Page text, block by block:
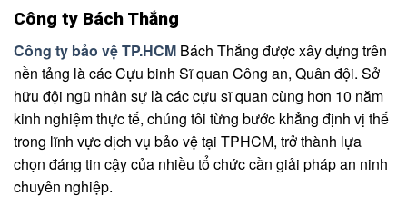
Công ty Bách Thắng
Công ty bảo vệ TP.HCM Bách Thắng được xây dựng trên
nền tảng là các Cựu binh Sĩ quan Công an, Quân đội. Sở
hữu đội ngũ nhân sự là các cựu sĩ quan cùng hơn 10 năm
kinh nghiệm thực tế, chúng tôi từng bước khẳng định vị thế
trong lĩnh vực dịch vụ bảo vệ tại TPHCM, trở thành lựa
chọn đáng tin cậy của nhiều tổ chức cần giải pháp an ninh
chuyên nghiệp.